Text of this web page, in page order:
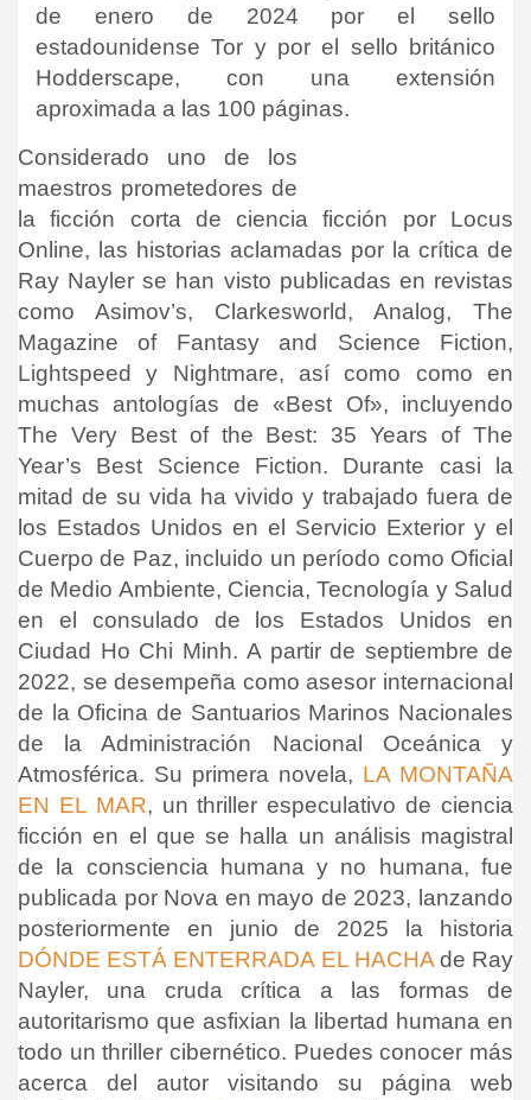
de enero de 2024 por el sello
estadounidense Tor y por el sello británico
Hodderscape, con una extensión
aproximada a las 100 páginas.
Considerado uno de los
maestros prometedores de
la ficción corta de ciencia ficción por Locus
Online, las historias aclamadas por la crítica de
Ray Nayler se han visto publicadas en revistas
como Asimov’s, Clarkesworld, Analog, The
Magazine of Fantasy and Science Fiction,
Lightspeed y Nightmare, así como
como en
muchas antologías de «Best Of», incluyendo
The Very Best of the Best: 35 Years of The
Year’s Best Science Fiction.
Durante casi la
mitad de su vida ha vivido y trabajado fuera de
los Estados Unidos en el Servicio Exterior y el
Cuerpo de Paz, incluido un período como Oficial
de Medio Ambiente, Ciencia, Tecnología y Salud
en el consulado de los Estados Unidos en
Ciudad Ho Chi Minh. A partir de septiembre de
2022, se desempeña como asesor internacional
de la Oficina de Santuarios Marinos Nacionales
de la Administración Nacional Oceánica y
Atmosférica. Su primera novela, LA MONTAÑA
EN EL MAR, un thriller especulativo de ciencia
ficción en el que se halla un análisis magistral
de la consciencia humana y no humana, fue
publicada por Nova en mayo de 2023, lanzando
posteriormente en junio de 2025 la historia
DÓNDE ESTÁ ENTERRADA EL HACHAde Ray
Nayler, una cruda crítica a las formas de
autoritarismo que asfixian la libertad humana en
todo un thriller cibernético. Puedes conocer más
acerca del autor visitando su página web